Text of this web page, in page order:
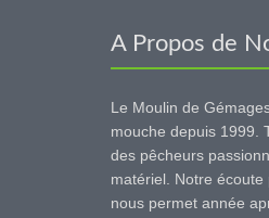
A Propos de
Le Moulin de
mouche depuis 1999.
des pêcheurs
matériel. Notre
nous permet année